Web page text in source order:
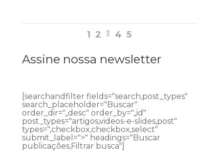
1 2 3 4 5
Assine nossa newsletter
[searchandfilter fields="search,post_types"
search_placeholder="Buscar"
order_dir=",,desc" order_by=",,id"
post_types="artigos,videos-e-slides,post"
types=",checkbox,checkbox,select"
submit_label=">" headings="Buscar
publicações,Filtrar busca"]